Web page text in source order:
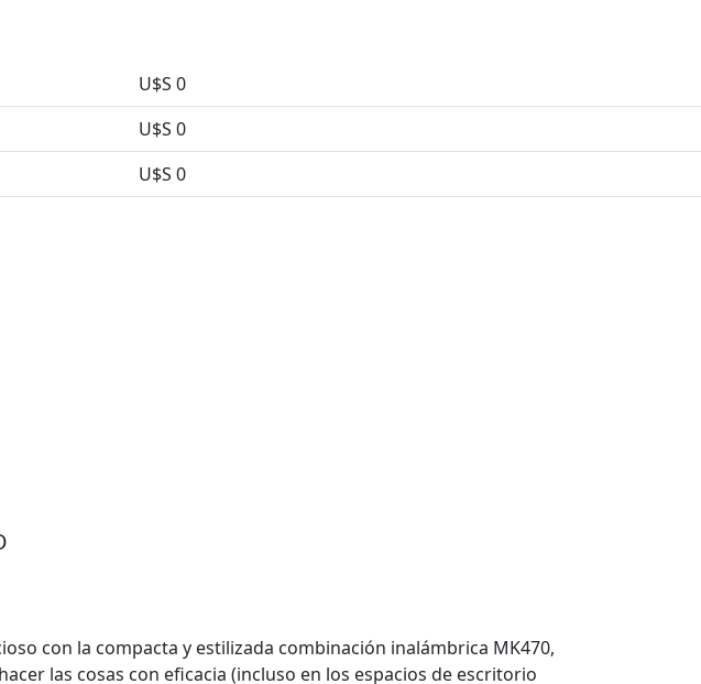
U$S 0
U$S 0
U$S 0
con la compacta y estilizada combinación inalámbrica MK470,
las cosas con eficacia (incluso en los espacios de escritorio